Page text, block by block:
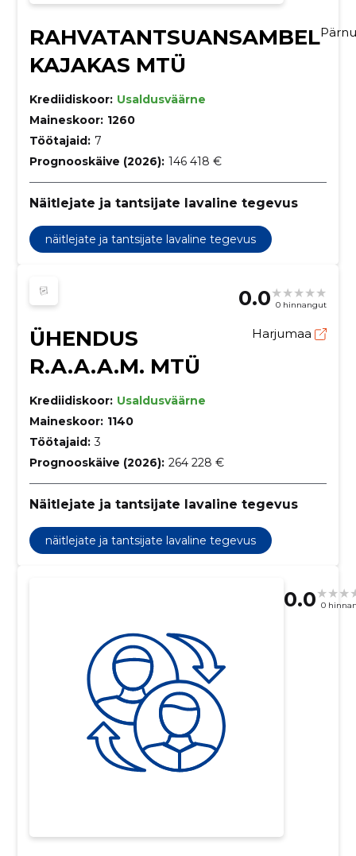
RAHVATANTSUANSAMBEL
KAJAKAS MTÜ
Krediidiskoor: Usaldusväärne
Maineskoor: 1260
Töötajaid: 7
Prognooskäive (2026): 146 418 €
Näitlejate ja tantsijate lavaline tegevus
näitlejate ja tantsijate lavaline tegevus
0.0 0 hinnangut
ÜHENDUS
R.A.A.A.M. MTÜ
Harjumaa
Krediidiskoor: Usaldusväärne
Maineskoor: 1140
Töötajaid: 3
Prognooskäive (2026): 264 228 €
Näitlejate ja tantsijate lavaline tegevus
näitlejate ja tantsijate lavaline tegevus
0.0 0